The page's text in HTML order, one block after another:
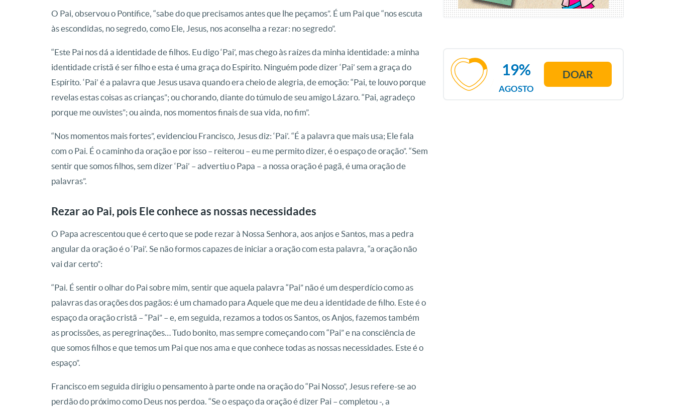
O Pai, observou o Pontífice, “sabe do que precisamos antes que lhe peçamos”. É um Pai que “nos escuta
às escondidas, no segredo, como Ele, Jesus, nos aconselha a rezar: no segredo”.
“Este Pai nos dá a identidade de filhos. Eu digo ‘Pai’, mas chego às raízes da minha identidade: a minha
identidade cristã é ser filho e esta é uma graça do Espírito. Ninguém pode dizer ‘Pai’ sem a graça do
Espírito. ‘Pai’ é a palavra que Jesus usava quando era cheio de alegria, de emoção: “Pai, te louvo porque
revelas estas coisas as crianças”; ou chorando, diante do túmulo de seu amigo Lázaro. “Pai, agradeço
porque me ouvistes”; ou ainda, nos momentos finais de sua vida, no fim”.
“Nos momentos mais fortes”, evidenciou Francisco, Jesus diz: ‘Pai’. “É a palavra que mais usa; Ele fala
com o Pai. É o caminho da oração e por isso – reiterou – eu me permito dizer, é o espaço de oração”. “Sem
sentir que somos filhos, sem dizer ‘Pai’ – advertiu o Papa – a nossa oração é pagã, é uma oração de
palavras”.
Rezar ao Pai, pois Ele conhece as nossas necessidades
O Papa acrescentou que é certo que se pode rezar à Nossa Senhora, aos anjos e Santos, mas a pedra
angular da oração é o ‘Pai’. Se não formos capazes de iniciar a oração com esta palavra, “a oração não
vai dar certo”:
“Pai. É sentir o olhar do Pai sobre mim, sentir que aquela palavra “Pai” não é um desperdício como as
palavras das orações dos pagãos: é um chamado para Aquele que me deu a identidade de filho. Este é o
espaço da oração cristã – “Pai” – e, em seguida, rezamos a todos os Santos, os Anjos, fazemos também
as procissões, as peregrinações… Tudo bonito, mas sempre começando com “Pai” e na consciência de
que somos filhos e que temos um Pai que nos ama e que conhece todas as nossas necessidades. Este é o
espaço”.
Francisco em seguida dirigiu o pensamento à parte onde na oração do “Pai Nosso”, Jesus refere-se ao
perdão do próximo como Deus nos perdoa. “Se o espaço da oração é dizer Pai – completou -, a
AGOSTO
19% DOAR